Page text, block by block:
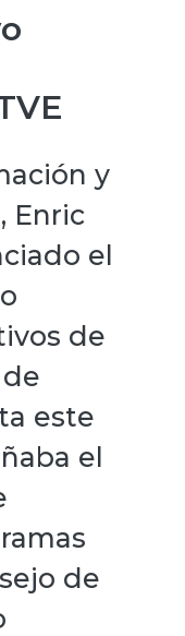
y
Enric
el
de
este
el
de